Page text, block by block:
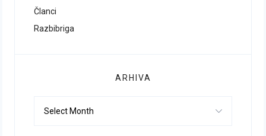
Članci
Razbibriga
ARHIVA